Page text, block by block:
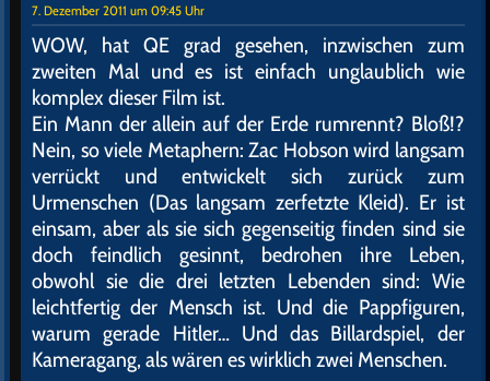
7. Dezember 2011 um 09:45 Uhr
WOW, hat QE grad gesehen, inzwischen zum
zweiten Mal und es ist einfach unglaublich wie
komplex dieser Film ist.
Ein Mann der allein auf der Erde rumrennt? Bloß!?
Nein, so viele Metaphern: Zac Hobson wird langsam
verrückt und entwickelt sich zurück zum
Urmenschen (Das langsam zerfetzte Kleid). Er ist
einsam, aber als sie sich gegenseitig finden sind sie
doch feindlich gesinnt, bedrohen ihre Leben,
obwohl sie die drei letzten Lebenden sind: Wie
leichtfertig der Mensch ist. Und die Pappfiguren,
warum gerade Hitler… Und das Billardspiel, der
Kameragang, als wären es wirklich zwei Menschen.